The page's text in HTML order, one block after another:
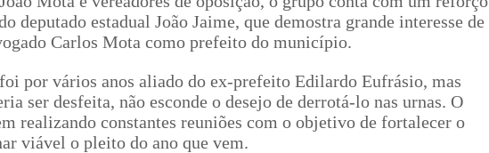
deputado estadual João Jaime, que demostra grande interesse de
Carlos Mota como prefeito do município.
por vários anos aliado do ex-prefeito Edilardo Eufrásio, mas
ser desfeita, não esconde o desejo de derrotá-lo nas urnas. O
realizando constantes reuniões com o objetivo de fortalecer o
viável o pleito do ano que vem.